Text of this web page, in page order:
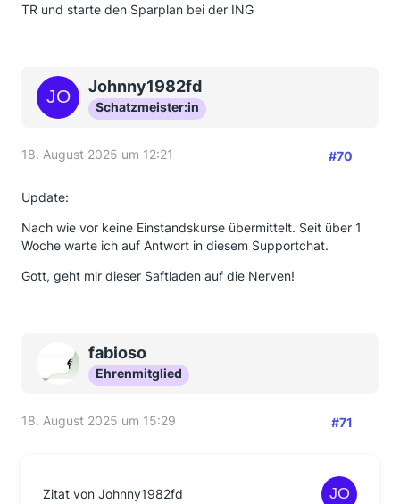
TR und starte den Sparplan bei der ING
Johnny1982fd
Schatzmeister:in
18. August 2025 um 12:21 #70
Update:
Nach wie vor keine Einstandskurse übermittelt. Seit über 1
Woche warte ich auf Antwort in diesem Supportchat.
Gott, geht mir dieser Saftladen auf die Nerven!
fabioso
Ehrenmitglied
18. August 2025 um 15:29 #71
Zitat von Johnny1982fd